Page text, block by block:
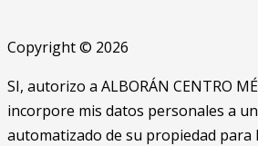
Copyright © 2026
SI, autorizo a ALBORÁN CENTRO
incorpore mis datos personales a
automatizado de su propiedad para